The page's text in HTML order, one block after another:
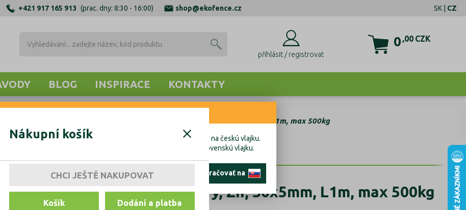
+421 917 165 913 (prac. dny: 8:30 - 16:00) shop@ekofence.cz SK | CZ
přihlásit / registrovat
0 ,00 CZK
BLOG INSPIRACE KONTAKTY
Nákupní košík
CHCI JEŠTĚ NAKUPOVAT
Košík Dodání a platba
Hřeben ocelový, Zn, 30x5mm, L1m, max 500kg
Hřeben ocelový, Zn, 30x5mm, L1m, max 500kg
chcete uskutočniť objednávku do Českej republiky, kliknite prosím na českú vlajku.
chcete uskutočniť objednávku na Slovensko, kliknite prosím na slovenskú vlajku.
ostať tu pokračovať na